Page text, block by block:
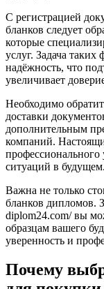
С регистрацией
бланков следует
которые
услуг. Задача
надёжность, что
увеличивает
Необходимо
доставки
дополнительным
компаний.
ситуаций в будущем.
Важна не только
бланков дипломов.
diplom24.com/ вы
образцам вашего
уверенность и
Почему